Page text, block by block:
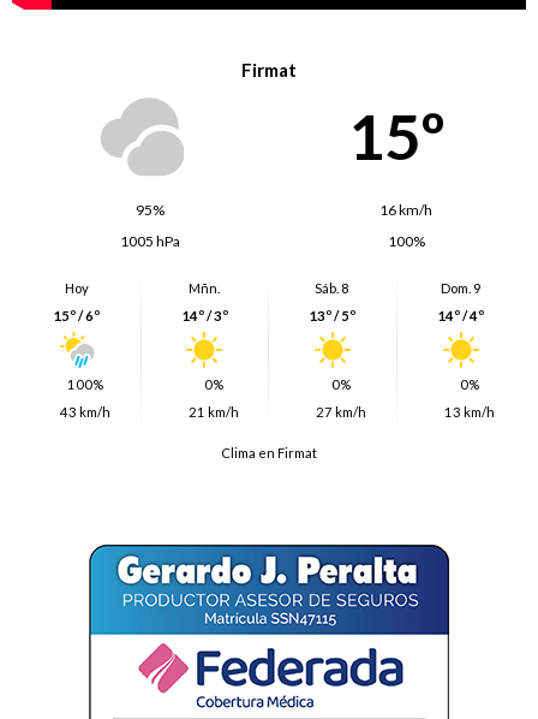
Firmat
15º
95%
16 km/h
1005 hPa
100%
Hoy
15º / 6º
100%
43 km/h
Mñn.
14º / 3º
0%
21 km/h
Sáb. 8
13º / 5º
0%
27 km/h
Dom. 9
14º / 4º
0%
13 km/h
Clima en Firmat